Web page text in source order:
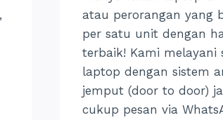
atau perorangan yang
per satu unit dengan
terbaik! Kami melayani
laptop dengan sistem
jemput (door to door)
cukup pesan via